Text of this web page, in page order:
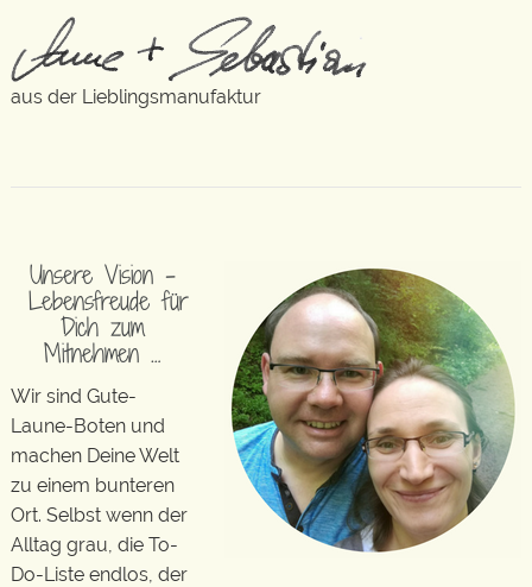
aus der Lieblingsmanufaktur
Unsere Vision –
Lebensfreude für
Dich zum
Mitnehmen …
Wir sind Gute-
Laune-Boten und
machen Deine Welt
zu einem bunteren
Ort. Selbst wenn der
Alltag grau, die To-
Do-Liste endlos, der